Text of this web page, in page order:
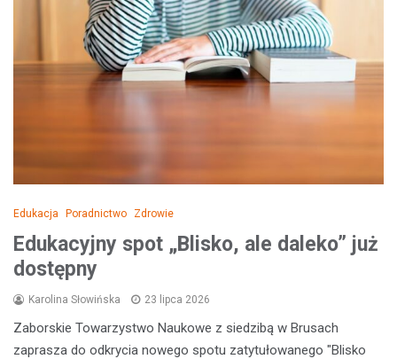
Edukacja Poradnictwo Zdrowie
Edukacyjny spot „Blisko, ale daleko” już
dostępny
Karolina Słowińska 23 lipca 2026
Zaborskie Towarzystwo Naukowe z siedzibą w Brusach
zaprasza do odkrycia nowego spotu zatytułowanego "Blisko